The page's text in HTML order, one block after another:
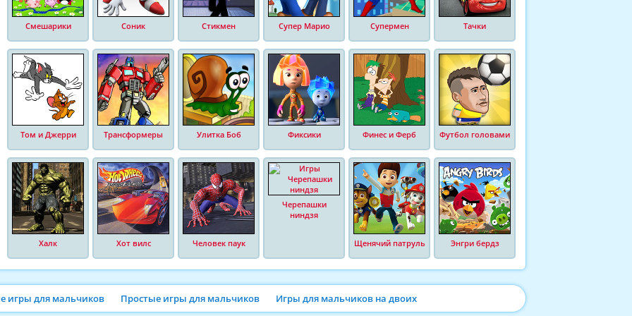
Смешарики Соник Стикмен Супер Марио Супермен Тачки
Том и Джерри Трансформеры Улитка Боб Фиксики Финес и Ферб Футбол головами
Халк Хот вилс Человек паук
Черепашки
ниндзя
Щенячий патруль Энгри бердз
игры для мальчиков Простые игры для мальчиков Игры для мальчиков на двоих